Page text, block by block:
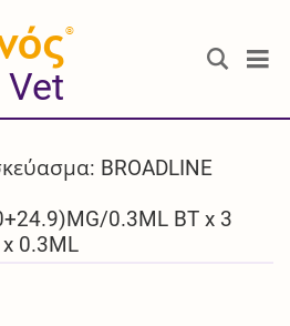
®
Vet
BROADLINE
0.3ML BT x 3
x 0.3ML